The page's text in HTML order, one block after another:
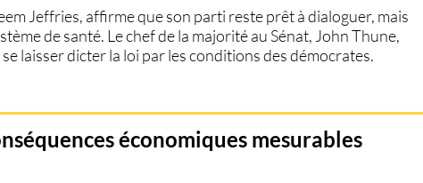
Jeffries, affirme que son parti reste prêt à dialoguer, mais
de santé. Le chef de la majorité au Sénat, John Thune,
se laisser dicter la loi par les conditions des démocrates.
économiques mesurables